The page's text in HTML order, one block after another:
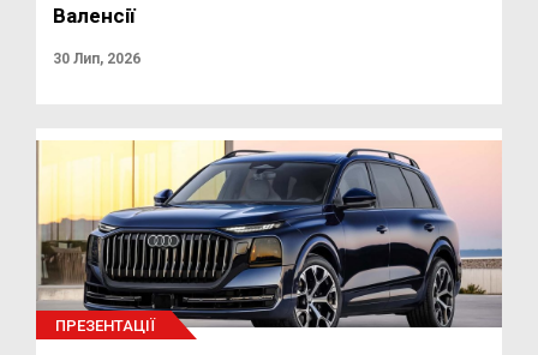
Валенсії
30 Лип, 2026
ПРЕЗЕНТАЦІЇ